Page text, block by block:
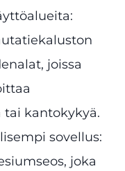
joissa
tai kantokykyä.
sovellus:
joka